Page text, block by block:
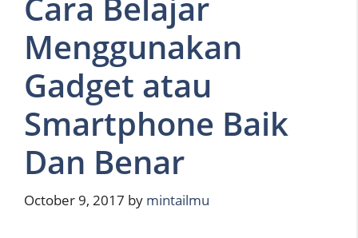
Menggunakan
Gadget atau
Smartphone Baik
Dan Benar
October 9, 2017 by mintailmu